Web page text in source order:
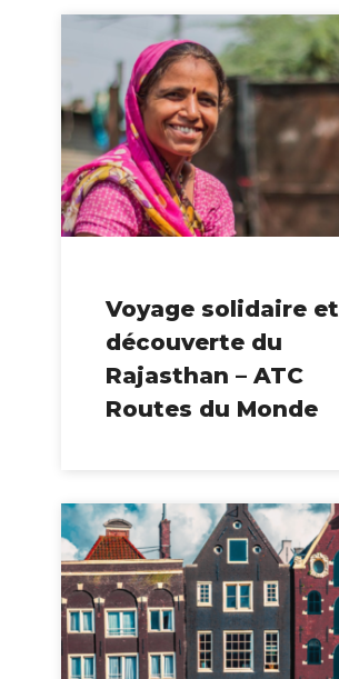
Voyage solidaire et
découverte du
Rajasthan – ATC
Routes du Monde